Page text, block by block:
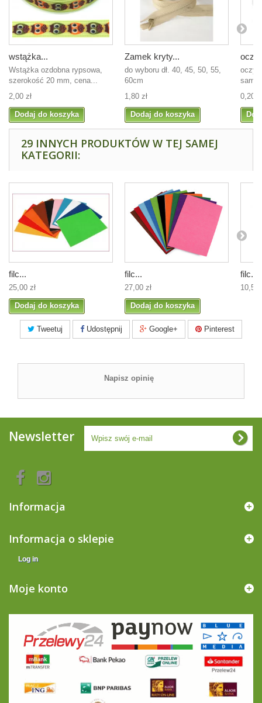
wstążka...
Wstążka ozdobna rypsowa,
szerokość 20 mm, cena...
2,00 zł
Dodaj do koszyka
Zamek kryty...
do wyboru dł. 40, 45, 50, 55,
60cm
1,80 zł
Dodaj do koszyka
oczy
oczy
0,20
29 INNYCH PRODUKTÓW W TEJ SAMEJ
KATEGORII:
filc...
25,00 zł
Dodaj do koszyka
filc...
27,00 zł
Dodaj do koszyka
filc...
10,50
Tweetuj Udostępnij Google+ Pinterest
Napisz opinię
Newsletter
Informacja
Informacja o sklepie
Log in
Moje konto